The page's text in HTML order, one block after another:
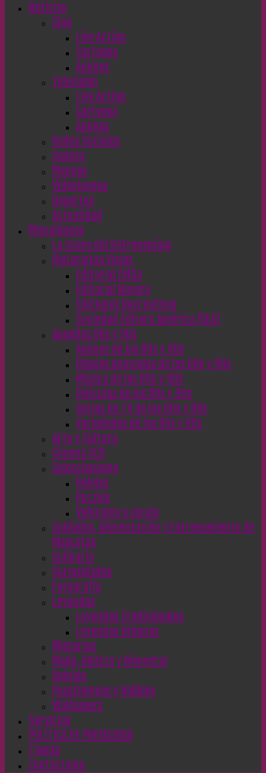
Noticias
Cine
Live Action
Cartoons
Animes
Televisión
Live Action
Cartoons
Animes
Redes Sociales
Comics
Mangas
Videojuegos
Deportes
Actualidad
Misceláneos
La Cueva del Retrogaming
Historietas Viejas
Editorial EMSA
Editorial Novaro
Ediciones Recreativas
Sociedad Editora América (SEA)
Aquellos 80s y 90s
Animes de los 80s y 90s
Dibujos Animados de los 80s y 90s
Música de los 80s y 90s
Películas de los 80s y 90s
Series de TV de los 80s y 90s
Variedades de los 80s y 90s
Arte y Cultura
Cinema CC0
Coleccionismo
Relojes
Puzzles
Vehículos a escala
Cuidados, Alimentación y Entrenamiento de
Mascotas
Culinaria
Curiosidades
Fotografía
Leyendas
Leyendas Tradicionales
Leyendas Urbanas
Misterios
Moda, Belleza y Bienestar
Opinión
Pasatiempos y Hobbies
Wallpapers
Servicios
POLÍTICA DE PRIVACIDAD
Tienda
Contáctame